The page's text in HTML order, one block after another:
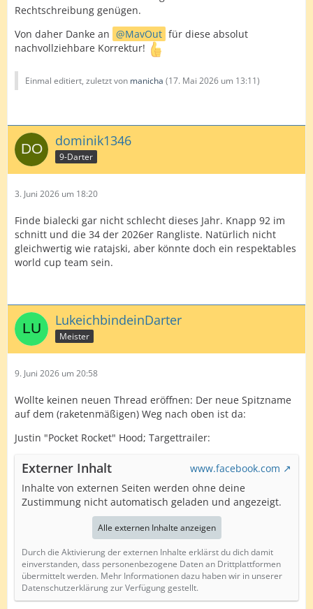
Rechtschreibung genügen.
Von daher Danke an
MavOut für diese absolut
nachvollziehbare Korrektur!
Einmal editiert, zuletzt von manicha (17. Mai 2026 um 13:11)
dominik1346
9-Darter
3. Juni 2026 um 18:20
Finde bialecki gar nicht schlecht dieses Jahr. Knapp 92 im
schnitt und die 34 der 2026er Rangliste. Natürlich nicht
gleichwertig wie ratajski, aber könnte doch ein respektables
world cup team sein.
LukeichbindeinDarter
Meister
9. Juni 2026 um 20:58
Wollte keinen neuen Thread eröffnen: Der neue Spitzname
auf dem (raketenmäßigen) Weg nach oben ist da:
Justin "Pocket Rocket" Hood; Targettrailer:
Externer Inhalt
www.facebook.com
Inhalte von externen Seiten werden ohne deine
Zustimmung nicht automatisch geladen und angezeigt.
Alle externen Inhalte anzeigen
Durch die Aktivierung der externen Inhalte erklärst du dich damit
einverstanden, dass personenbezogene Daten an Drittplattformen
übermittelt werden. Mehr Informationen dazu haben wir in unserer
Datenschutzerklärung zur Verfügung gestellt.